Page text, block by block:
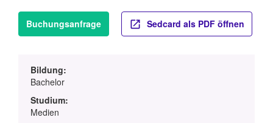
Buchungsanfrage Sedcard als PDF öffnen
Bildung:
Bachelor
Studium:
Medien